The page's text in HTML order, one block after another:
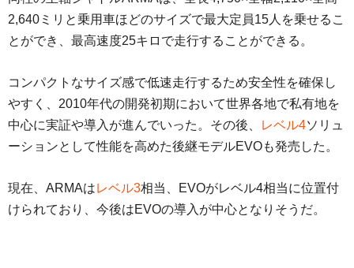
2,640ミリと乗用車ほどのサイズで最大定員15人を乗せるこ
とができ、最高速度25キロで走行することができる。
コンパクトなサイズ感で低速走行するため安全性を確保し
やすく、2010年代の開発初期において世界各地で私有地を
中心に実証や導入が進んでいった。その後、
レベル4ソリュ
ーションとして性能を高めた後継モデルEVOも発売した。
現在、ARMAはレベル3相当、EVOがレベル4相当に位置付
けられており、今後はEVOの導入が中心となりそうだ。